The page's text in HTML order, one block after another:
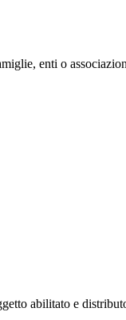
enti o
abilitato e